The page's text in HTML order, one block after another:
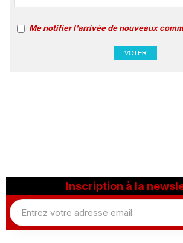
Me notifier l'arrivée de nouveaux
Inscription à la